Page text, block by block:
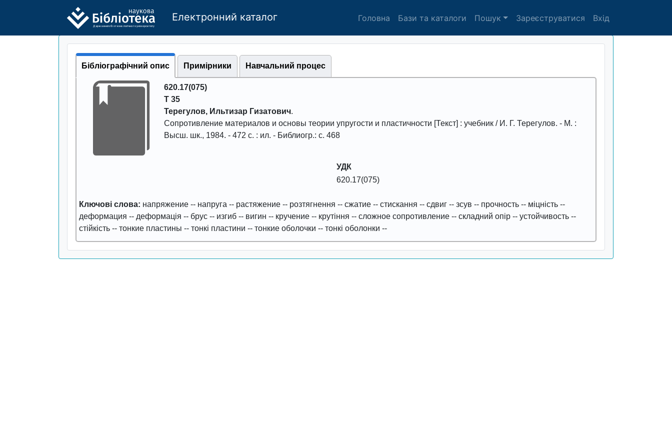
Державного бі отехно логічно го універси тету
Електронний каталог Головна Бази та каталоги Пошук Зареєструватися Вхід
Бібліографічний опис Примірники Навчальний процес
620.17(075)
Т 35
Терегулов, Ильтизар Гизатович.
Сопротивление материалов и основы теории упругости и пластичности [Текст] : учебник / И. Г. Терегулов. - М. :
Высш. шк., 1984. - 472 с. : ил. - Библиогр.: с. 468
УДК
620.17(075)
Ключові слова: напряжение -- напруга -- растяжение -- розтягнення -- сжатие -- стискання -- сдвиг -- зсув -- прочность -- міцність --
деформация -- деформація -- брус -- изгиб -- вигин -- кручение -- крутіння -- сложное сопротивление -- складний опір -- устойчивость --
стійкість -- тонкие пластины -- тонкі пластини -- тонкие оболочки -- тонкі оболонки --